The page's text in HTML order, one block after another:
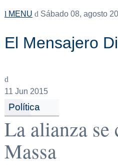
MENU Sábado 08, agosto
El Mensajero
11 Jun 2015
Política
La alianza se
Massa